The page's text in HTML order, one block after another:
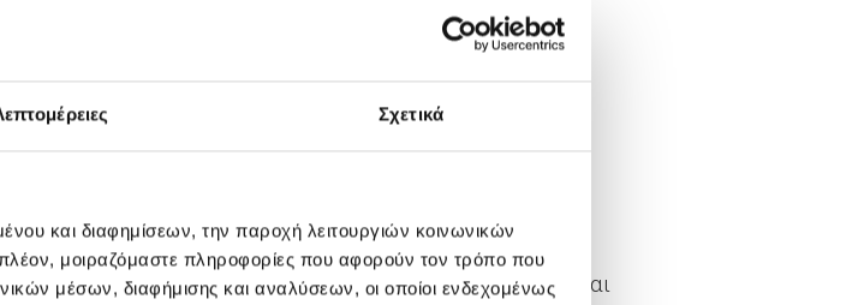
Σχετικά
και διαφημίσεων, την παροχή λειτουργιών κοινωνικών
μοιραζόμαστε πληροφορίες που αφορούν τον τρόπο που
μέσων, διαφήμισης και αναλύσεων, οι οποίοι ενδεχομένως
ΙΑΣΩ Θεσσαλίας
Ουρολογικής Κλινικής Γενικού Νοσοκομείου Λάρισας και